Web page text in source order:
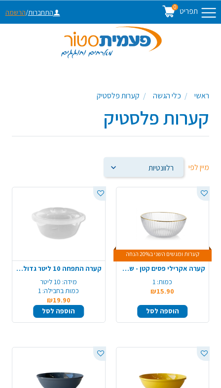
תפריט 0
התחברות/הרשמה
ראשי כלי הגשה קערות פלסטיק
קערות פלסטיק
מיין לפי
קערות ומגשים השני ב20% הנחה
קערה אקרילי פסים קטן - שקוף
כמות: 1
₪15.90
הוספה לסל
קערה התפחה 10 ליטר גדולה - שקוף
מידה: 10 ליטר
כמות בחבילה: 1
₪19.90
הוספה לסל